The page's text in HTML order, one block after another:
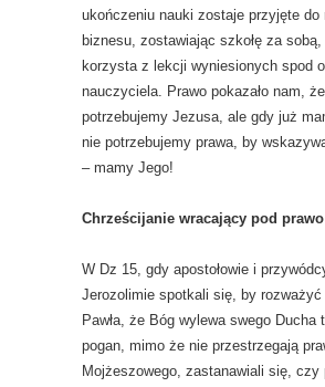
ukończeniu nauki zostaje przyjęte do
biznesu, zostawiając szkołę za sobą,
korzysta z lekcji wyniesionych spod
nauczyciela. Prawo pokazało nam, że
potrzebujemy Jezusa, ale gdy już
nie potrzebujemy prawa, by
– mamy Jego!
Chrześcijanie wracający pod prawo
W Dz 15, gdy apostołowie i
Jerozolimie spotkali się, by rozważyć
Pawła, że Bóg wylewa swego Ducha
pogan, mimo że nie przestrzegają
Mojżeszowego, zastanawiali się, czy